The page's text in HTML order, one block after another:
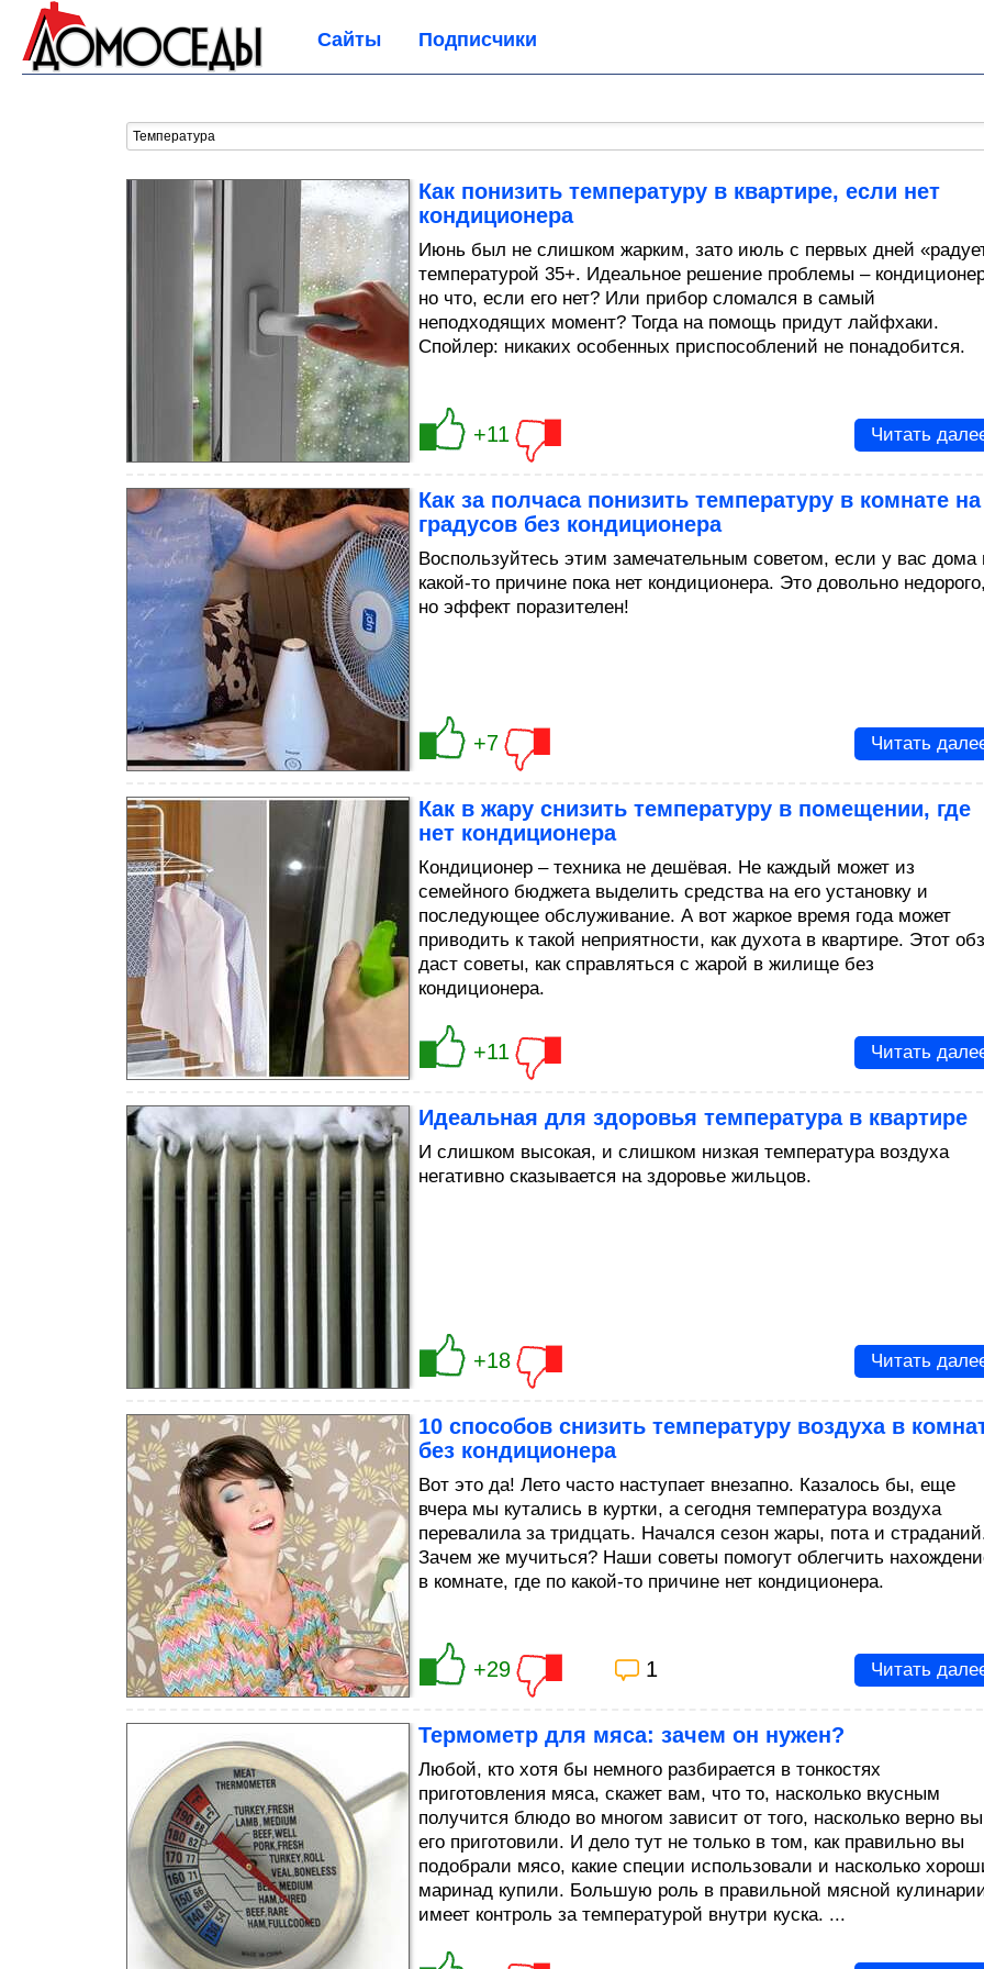
Сайты Подписчики
Как понизить температуру в квартире, если нет
кондиционера
Июнь был не слишком жарким, зато июль с первых дней
температурой 35+. Идеальное решение проблемы –
но что, если его нет? Или прибор сломался в самый
неподходящих момент? Тогда на помощь придут лайфхаки.
Спойлер: никаких особенных приспособлений не понадобится.
+11 Читать
Как за полчаса понизить температуру в комнате
градусов без кондиционера
Воспользуйтесь этим замечательным советом, если у вас дома
какой-то причине пока нет кондиционера. Это довольно недорого,
но эффект поразителен!
+7 Читать
Как в жару снизить температуру в помещении, где
нет кондиционера
Кондиционер – техника не дешёвая. Не каждый может из
семейного бюджета выделить средства на его установку и
последующее обслуживание. А вот жаркое время года может
приводить к такой неприятности, как духота в квартире. Этот
даст советы, как справляться с жарой в жилище без
кондиционера.
+11 Читать
Идеальная для здоровья температура в квартире
И слишком высокая, и слишком низкая температура воздуха
негативно сказывается на здоровье жильцов.
+18 Читать
10 способов снизить температуру воздуха в
без кондиционера
Bот это да! Лето часто наступает внезапно. Казалось бы, еще
вчера мы кутались в куртки, а сегодня температура воздуха
перевалила за тридцать. Начался сезон жары, пота и
Зачем же мучиться? Наши советы помогут облегчить
в комнате, где по какой-то причине нет кондиционера.
+29 1 Читать
Термометр для мяса: зачем он нужен?
Любой, кто хотя бы немного разбирается в тонкостях
приготовления мяса, скажет вам, что то, насколько вкусным
получится блюдо во многом зависит от того, насколько верно вы
его приготовили. И дело тут не только в том, как правильно вы
подобрали мясо, какие специи использовали и насколько
маринад купили. Большую роль в правильной мясной
имеет контроль за температурой внутри куска. ...